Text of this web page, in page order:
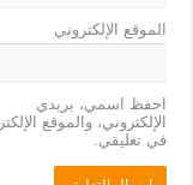
الموقع الإلكتروني
احفظ اسمي، بريدي
الإلكتروني، والموقع
في تعليقي.